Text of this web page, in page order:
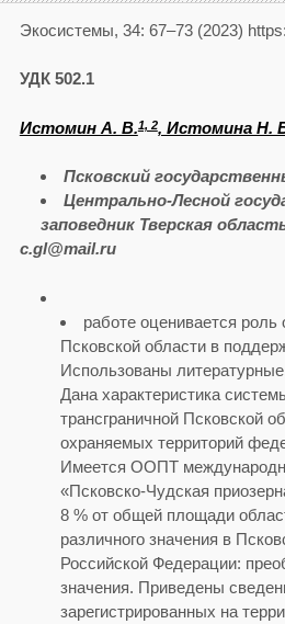
Экосистемы, 34: 67–73 (2023)
УДК 502.1
Истомин А. В.1, 2, Истомина Н.
Псковский
Центрально-Лесной
заповедник Тверская
c.gl@mail.ru
работе оценивается
Псковской области в
Использованы
Дана характеристика
трансграничной Псковской
охраняемых территорий
Имеется ООПТ
«Псковско-Чудская
8 % от общей площади
различного значения в
Российской Федерации:
значения. Приведены
зарегистрированных на